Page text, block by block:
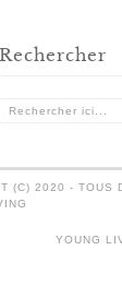
Rechercher
(C) 2020 - TOUS
YOUNG